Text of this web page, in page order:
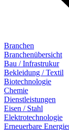
Branchen
Branchenübersicht
Bau / Infrastrukur
Bekleidung / Textil
Biotechnologie
Chemie
Dienstleistungen
Eisen / Stahl
Elektrotechnologie
Erneuerbare